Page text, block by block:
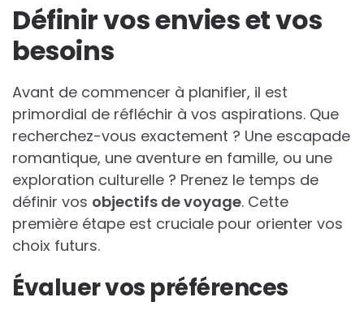
Définir vos envies et vos
besoins
Avant de commencer à planifier, il est
primordial de réfléchir à vos aspirations. Que
recherchez-vous exactement ? Une escapade
romantique, une aventure en famille, ou une
exploration culturelle ? Prenez le temps de
définir vos objectifs de voyage. Cette
première étape est cruciale pour orienter vos
choix futurs.
Évaluer vos préférences